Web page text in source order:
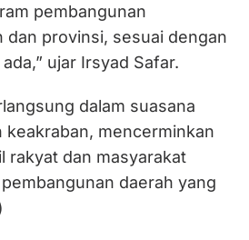
pembangunan
dan provinsi, sesuai dengan
ujar Irsyad Safar.
dalam suasana
keakraban, mencerminkan
rakyat dan masyarakat
daerah yang